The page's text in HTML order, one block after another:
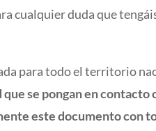
cualquier duda que
para todo el territorio
se pongan en contacto
este documento con